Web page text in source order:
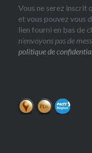
Vous ne serez inscrit
et vous pouvez vous
lien fourni en bas de
n’envoyons pas de
politique de